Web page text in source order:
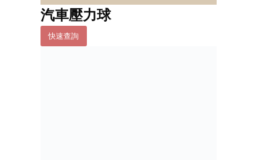
汽車壓力球
快速查詢